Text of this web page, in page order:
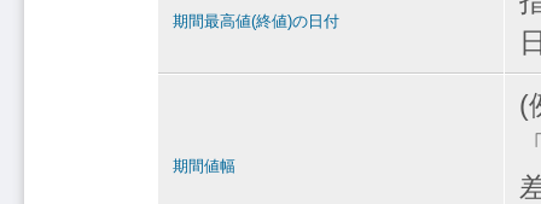
期間最高値(終値)の日付
期間値幅
(